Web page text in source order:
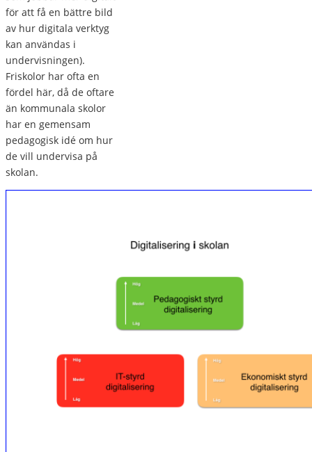
för att få en bättre bild
av hur digitala verktyg
kan användas i
undervisningen).
Friskolor har ofta en
fördel här, då de oftare
än kommunala skolor
har en gemensam
pedagogisk idé om hur
de vill undervisa på
skolan.